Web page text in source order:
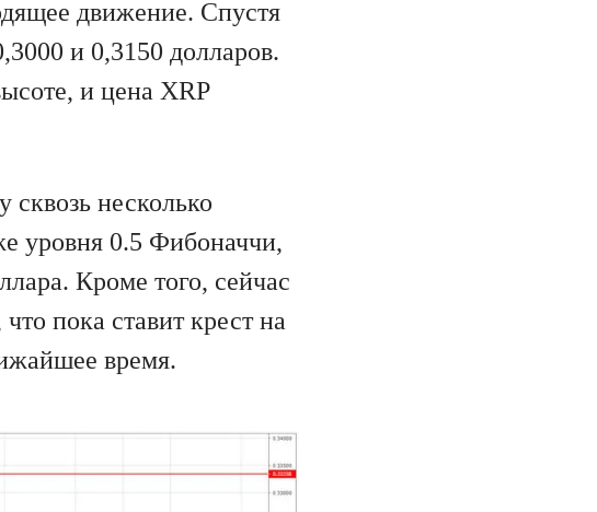
движение. Спустя
и 0,3150 долларов.
и цена XRP
сквозь несколько
уровня 0.5 Фибоначчи,
Кроме того, сейчас
пока ставит крест на
время.